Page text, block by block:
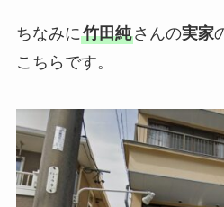
ちなみに竹田純さんの実家
こちらです。